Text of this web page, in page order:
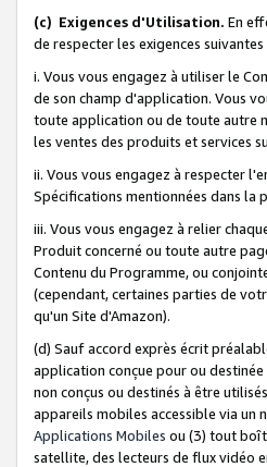
(c) Exigences d'Utilisation. En
de respecter les exigences suivantes
i. Vous vous engagez à utiliser le
de son champ d'application. Vous
toute application ou de toute autre
les ventes des produits et services
ii. Vous vous engagez à respecter
Spécifications mentionnées dans la
iii. Vous vous engagez à relier
Produit concerné ou toute autre
Contenu du Programme, ou
(cependant, certaines parties de
qu'un Site d'Amazon).
(d) Sauf accord exprès écrit
application conçue pour ou
non conçus ou destinés à être
appareils mobiles accessible via
Applications Mobiles ou (3) tout
satellite, des lecteurs de flux vidéo